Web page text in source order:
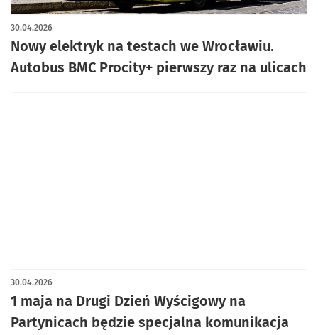
Nowy elektryk na testach we Wrocławiu.
Autobus BMC Procity+ pierwszy raz na ulicach
30.04.2026
artykuł z galerią zdjęć
1 maja na Drugi Dzień Wyścigowy na
Partynicach będzie specjalna komunikacja
30.04.2026